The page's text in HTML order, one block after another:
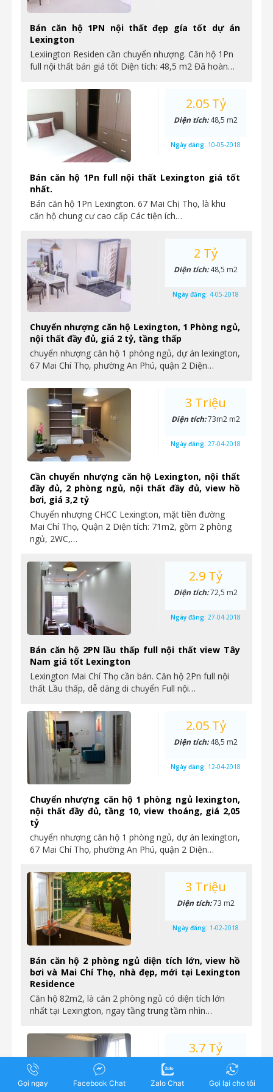
Bán căn hộ 1PN nội thất đẹp gía tốt dự án
Lexington
Lexiington Residen cần chuyển nhượng. Căn hộ 1Pn
full nội thất bán giá tốt Diện tích: 48,5 m2 Đã hoàn…
Bán căn hộ 1Pn full nội thất Lexington giá tốt
nhất.
Bán căn hộ 1Pn Lexington. 67 Mai Chị Thọ, là khu
căn hộ chung cư cao cấp Các tiện ích…
2.05 Tỷ
Diện tích:48,5 m2
Ngày đăng: 10-05-2018
Chuyển nhượng căn hộ Lexington, 1 Phòng ngủ,
nội thất đầy đủ, giá 2 tỷ, tầng thấp
chuyển nhượng căn hộ 1 phòng ngủ, dự án lexington,
67 Mai Chí Thọ, phường An Phú, quận 2 Diện…
2 Tỷ
Diện tích:48,5 m2
Ngày đăng: 4-05-2018
Cần chuyển nhượng căn hộ Lexington, nội thất
đầy đủ, 2 phòng ngủ, nội thất đầy đủ, view hồ
bơi, giá 3,2 tỷ
Chuyển nhượng CHCC Lexington, mặt tiền đường
Mai Chí Thọ, Quận 2 Diện tích: 71m2, gồm 2 phòng
ngủ, 2WC,…
3 Triệu
Diện tích:73m2 m2
Ngày đăng: 27-04-2018
Bán căn hộ 2PN lầu thấp full nội thất view Tây
Nam giá tốt Lexington
Lexington Mai Chí Thọ cần bán. Căn hộ 2Pn full nội
thất Lầu thấp, dễ dàng di chuyển Full nội…
2.9 Tỷ
Diện tích:72,5 m2
Ngày đăng: 27-04-2018
Chuyển nhượng căn hộ 1 phòng ngủ lexington,
nội thất đầy đủ, tầng 10, view thoáng, giá 2,05
tỷ
chuyển nhượng căn hộ 1 phòng ngủ, dự án lexington,
67 Mai Chí Thọ, phường An Phú, quận 2 Diện…
2.05 Tỷ
Diện tích:48,5 m2
Ngày đăng: 12-04-2018
Bán căn hộ 2 phòng ngủ diện tích lớn, view hồ
bơi và Mai Chí Thọ, nhà đẹp, mới tại Lexington
Residence
Căn hộ 82m2, là căn 2 phòng ngủ có diện tích lớn
nhất tại Lexington, ngay tầng trung tầm nhìn…
3 Triệu
Diện tích:73 m2
Ngày đăng: 1-02-2018
3.7 Tỷ
97 m2
30-01-2018
Gọi ngay Facebook Chat Zalo Chat Gọi lại cho tôi